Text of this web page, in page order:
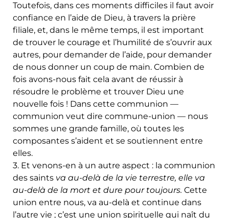
Toutefois, dans ces moments difficiles il faut avoir
confiance en l’aide de Dieu, à travers la prière
filiale, et, dans le même temps, il est important
de trouver le courage et l’humilité de s’ouvrir aux
autres, pour demander de l’aide, pour demander
de nous donner un coup de main. Combien de
fois avons-nous fait cela avant de réussir à
résoudre le problème et trouver Dieu une
nouvelle fois ! Dans cette communion —
communion veut dire commune-union — nous
sommes une grande famille, où toutes les
composantes s’aident et se soutiennent entre
elles.
3. Et venons-en à un autre aspect : la communion
des saints va au-delà de la vie terrestre, elle va
au-delà de la mort et dure pour toujours. Cette
union entre nous, va au-delà et continue dans
l’autre vie ; c’est une union spirituelle qui naît du